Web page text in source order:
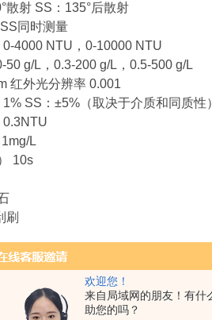
欢迎您！
来自局域网的朋友！有什
助您的吗？
射 SS：135°后散射
同时测量
NTU，0-10000 NTU
0.3-200 g/L，0.5-500 g/L
光分辨率 0.001
SS：±5%（取决于介质和同质性）
L
10s